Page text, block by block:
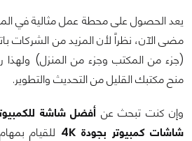
يعد الحصول على محطة عمل مثالية في
مضى الآن، نظراً لأن المزيد من الشركات
(جزء من المكتب وجزء من المنزل) ولهذا
منح مكتبك القليل من التحديث والتطوير.
وإن كنت تبحث عن أفضل شاشة
شاشات كمبيوتر بجودة 4K
للقيام